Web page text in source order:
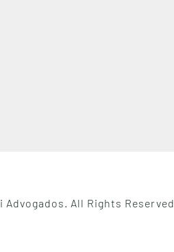
All Rights Reserved.